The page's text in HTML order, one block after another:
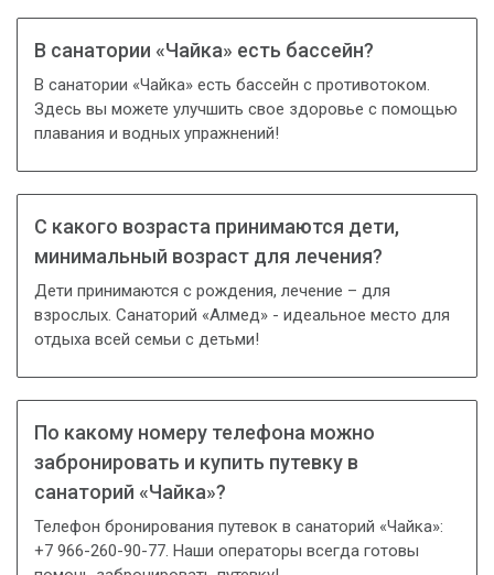
В санатории «Чайка» есть бассейн?
В санатории «Чайка» есть бассейн с противотоком.
Здесь вы можете улучшить свое здоровье с помощью
плавания и водных упражнений!
С какого возраста принимаются дети,
минимальный возраст для лечения?
Дети принимаются с рождения, лечение – для
взрослых. Санаторий «Алмед» - идеальное место для
отдыха всей семьи с детьми!
По какому номеру телефона можно
забронировать и купить путевку в
санаторий «Чайка»?
Телефон бронирования путевок в санаторий «Чайка»:
+7 966-260-90-77. Наши операторы всегда готовы